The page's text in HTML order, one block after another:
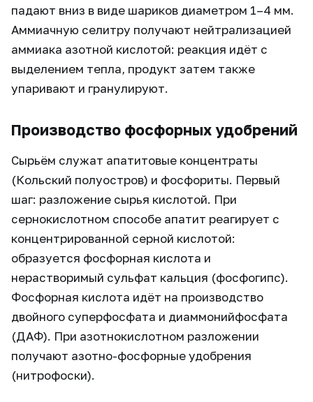
падают вниз в виде шариков диаметром 1–4 мм.
Аммиачную селитру получают нейтрализацией
аммиака азотной кислотой: реакция идёт с
выделением тепла, продукт затем также
упаривают и гранулируют.
Производство фосфорных удобрений
Сырьём служат апатитовые концентраты
(Кольский полуостров) и фосфориты. Первый
шаг: разложение сырья кислотой. При
сернокислотном способе апатит реагирует с
концентрированной серной кислотой:
образуется фосфорная кислота и
нерастворимый сульфат кальция (фосфогипс).
Фосфорная кислота идёт на производство
двойного суперфосфата и диаммонийфосфата
(ДАФ). При азотнокислотном разложении
получают азотно-фосфорные удобрения
(нитрофоски).